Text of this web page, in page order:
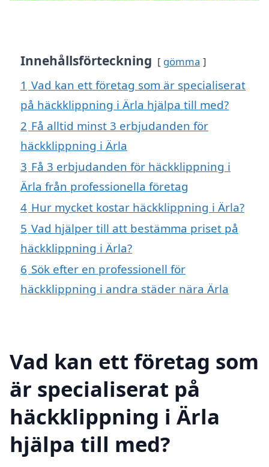
Innehållsförteckning gömma
1 Vad kan ett företag som är specialiserat
på häckklippning i Ärla hjälpa till med?
2 Få alltid minst 3 erbjudanden för
häckklippning i Ärla
3 Få 3 erbjudanden för häckklippning i
Ärla från professionella företag
4 Hur mycket kostar häckklippning i Ärla?
5 Vad hjälper till att bestämma priset på
häckklippning i Ärla?
6 Sök efter en professionell för
häckklippning i andra städer nära Ärla
Vad kan ett företag som
är specialiserat på
häckklippning i Ärla
hjälpa till med?